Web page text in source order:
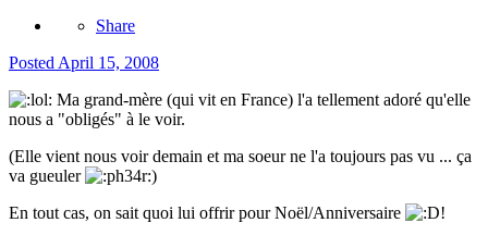
Share
Posted April 15, 2008
Ma grand-mère (qui vit en France) l'a tellement adoré qu'elle
nous a "obligés" à le voir.
(Elle vient nous voir demain et ma soeur ne l'a toujours pas vu ... ça
va gueuler
)
En tout cas, on sait quoi lui offrir pour Noël/Anniversaire
!